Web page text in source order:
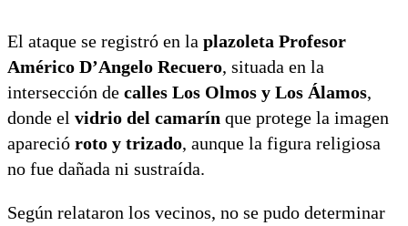
El ataque se registró en la plazoleta Profesor
Américo D’Angelo Recuero, situada en la
intersección de calles Los Olmos y Los Álamos,
donde el vidrio del camarín que protege la imagen
apareció roto y trizado, aunque la figura religiosa
no fue dañada ni sustraída.
Según relataron los vecinos, no se pudo determinar